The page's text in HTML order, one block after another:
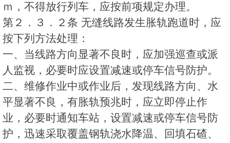
ｍ，不得放行列车，应按前项规定办理。
第２．３．２条 无缝线路发生胀轨跑道时，应
按下列方法处理：
一、当线路方向显著不良时，应加强巡查或派
人监视，必要时应设置减速或停车信号防护。
二、维修作业中或作业后，发现线路方向、水
平显著不良，有胀轨预兆时，应立即停止作
业，必要时通知车站，设置减速或停车信号防
护，迅速采取覆盖钢轨浇水降温、回填石碴、